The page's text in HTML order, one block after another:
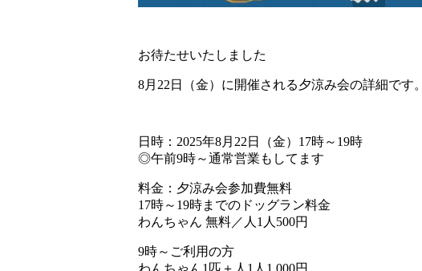
お待たせいたしました
8月22日（金）に開催される夕涼み会の詳細です。
日時：2025年8月22日（金）17時～19時
◎午前9時～通常営業もしてます
料金：夕涼み会参加費無料
17時～19時までのドッグラン料金
わんちゃん 無料／人1人500円
9時～ご利用の方
わんちゃん1匹＋人1人1,000円